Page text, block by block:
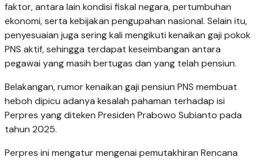
faktor, antara lain kondisi fiskal negara, pertumbuhan
ekonomi, serta kebijakan pengupahan nasional. Selain itu,
penyesuaian juga sering kali mengikuti kenaikan gaji pokok
PNS aktif, sehingga terdapat keseimbangan antara
pegawai yang masih bertugas dan yang telah pensiun.
Belakangan, rumor kenaikan gaji pensiun PNS membuat
heboh dipicu adanya kesalah pahaman terhadap isi
Perpres yang diteken Presiden Prabowo Subianto pada
tahun 2025.
Perpres ini mengatur mengenai pemutakhiran Rencana